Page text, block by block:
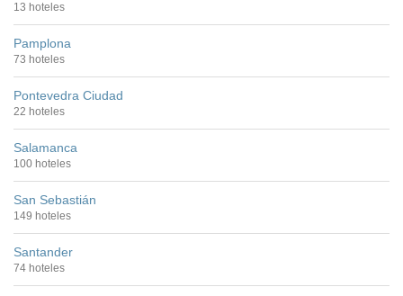
13 hoteles
Pamplona
73 hoteles
Pontevedra Ciudad
22 hoteles
Salamanca
100 hoteles
San Sebastián
149 hoteles
Santander
74 hoteles